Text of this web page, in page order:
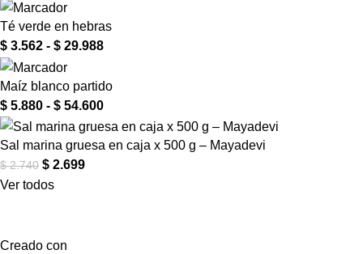
Té verde en hebras
$ 3.562 - $ 29.988
Maíz blanco partido
$ 5.880 - $ 54.600
Sal marina gruesa en caja x 500 g – Mayadevi
$2.740 $ 2.699
Ver todos
Creado con